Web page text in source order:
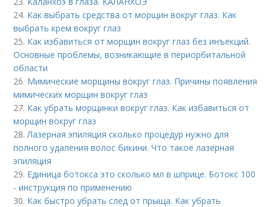
24. Как выбрать средства от морщин вокруг глаз. Как
выбрать крем вокруг глаз
25. Как избавиться от морщин вокруг глаз без инъекций.
Основные проблемы, возникающие в периорбитальной
области
26. Мимические морщины вокруг глаз. Причины появления
мимических морщин вокруг глаз
27. Как убрать морщинки вокруг глаз. Как избавиться от
морщин вокруг глаз
28. Лазерная эпиляция сколько процедур нужно для
полного удаления волос бикини. Что такое лазерная
эпиляция
29. Единица ботокса это сколько мл в шприце. Ботокс 100
- инструкция по применению
30. Как быстро убрать след от прыща. Как убрать